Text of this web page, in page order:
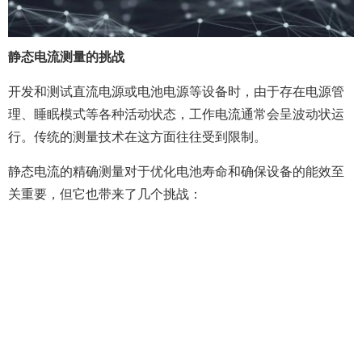
静态电流测量的挑战
开发和测试直流电源或电池电源等设备时，由于存在电源管
理、睡眠模式等各种活动状态，工作电流通常会呈波动状运
行。传统的测量技术在这方面往往受到限制。
静态电流的精确测量对于优化电池寿命和确保设备的能效至
关重要，但它也带来了几个挑战：